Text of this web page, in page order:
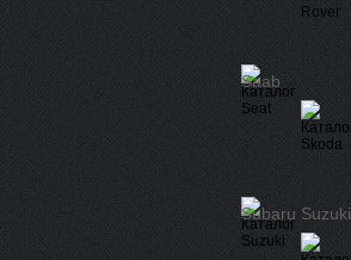
Saab
Subaru Suzuki